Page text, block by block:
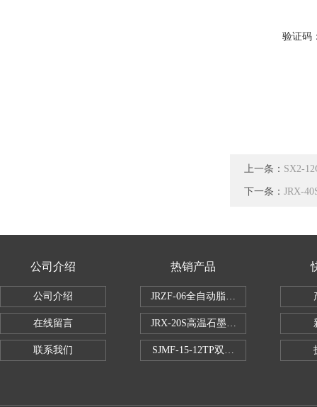
验证码
上一条： SX2-
下一条： JRX-
公司介绍
公司介绍
在线留言
联系我们
热销产品
JRZF-06全自动脂肪测定仪
JRX-20S高温石墨消煮炉
SJMF-15-12TP双托盘自动升降炉